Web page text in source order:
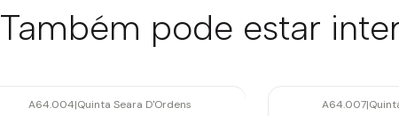
Também pode estar
A64.004|Quinta Seara D'Ordens A64.007|